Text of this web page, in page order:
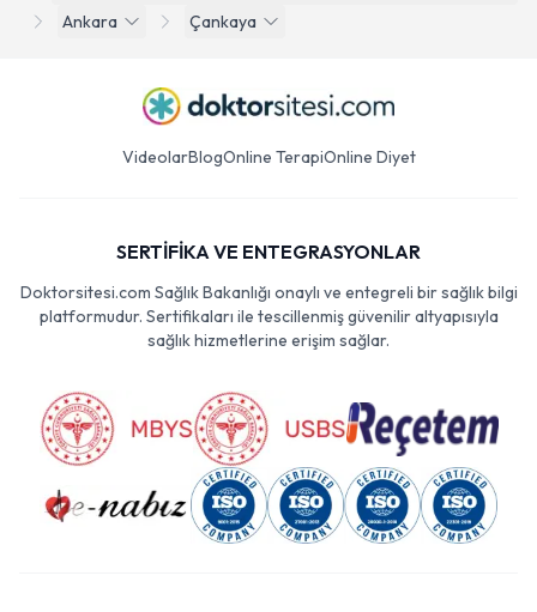
Ankara
Çankaya
VideolarBlogOnline TerapiOnline Diyet
SERTİFİKA VE ENTEGRASYONLAR
Doktorsitesi.com Sağlık Bakanlığı onaylı ve entegreli bir sağlık bilgi
platformudur. Sertifikaları ile tescillenmiş güvenilir altyapısıyla
sağlık hizmetlerine erişim sağlar.